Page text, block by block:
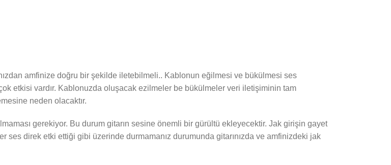
amfinize doğru bir şekilde iletebilmeli.. Kablonun eğilmesi ve bükülmesi ses
etkisi vardır. Kablonuzda oluşacak ezilmeler be bükülmeler veri iletişiminin tam
neden olacaktır.
gerekiyor. Bu durum gitarın sesine önemli bir gürültü ekleyecektir. Jak girişin gayet
direk etki ettiği gibi üzerinde durmamanız durumunda gitarınızda ve amfinizdeki jak